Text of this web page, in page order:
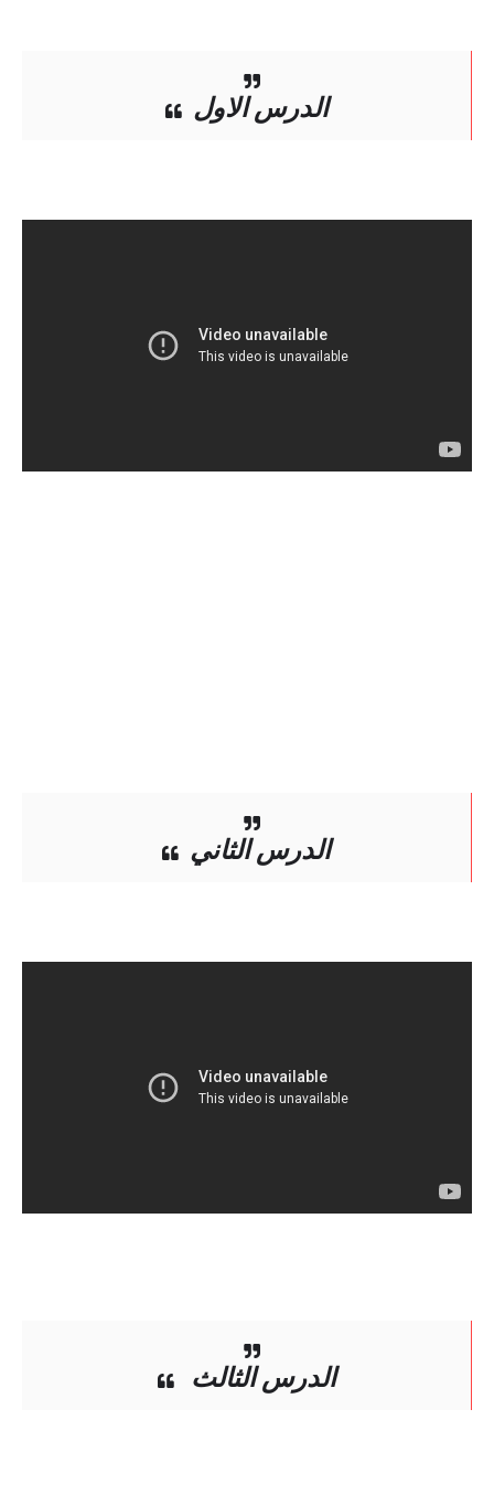
الدرس الاول
الدرس الثاني
الدرس الثالث